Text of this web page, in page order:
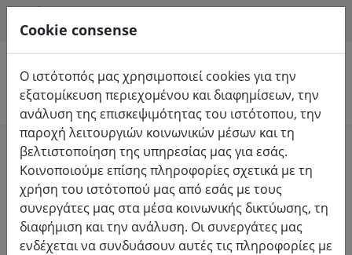
Αναζήτηση προϊόντων
Home Φώτα & φωτισμός Φωτιστικά σώματα
Σχεδιασμός λαμπτήρων και
φώτων
Cookie consense
Ο ιστότοπός μας χρησιμοποιεί cookies για την
εξατομίκευση περιεχομένου και διαφημίσεων, την
ανάλυση της επισκεψιμότητας του ιστότοπου, την
παροχή λειτουργιών κοινωνικών μέσων και τη
βελτιστοποίηση της υπηρεσίας μας για εσάς.
Κοινοποιούμε επίσης πληροφορίες σχετικά με τη
χρήση του ιστότοπού μας από εσάς με τους
συνεργάτες μας στα μέσα κοινωνικής δικτύωσης, τη
διαφήμιση και την ανάλυση. Οι συνεργάτες μας
ενδέχεται να συνδυάσουν αυτές τις πληροφορίες με